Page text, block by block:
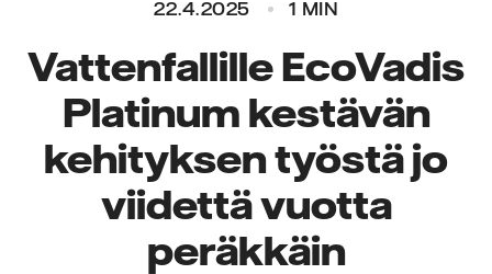
22.4.2025
1 MIN
Vattenfallille EcoVadis
Platinum kestävän
kehityksen työstä jo
viidettä vuotta
peräkkäin